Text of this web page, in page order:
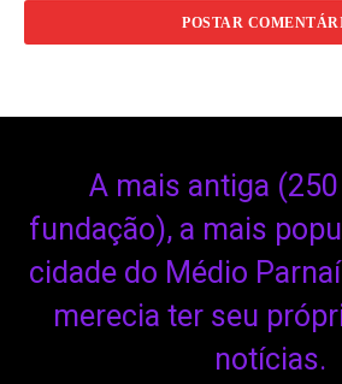
A mais antiga
fundação), a mais
cidade do Médio
merecia ter seu
notícias.